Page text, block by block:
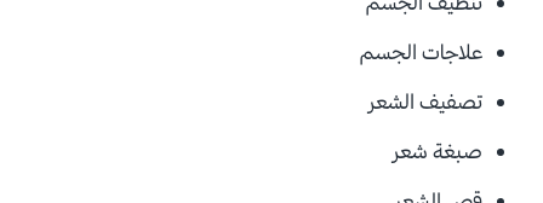
علاجات الجسم
تصفيف الشعر
صبغة شعر